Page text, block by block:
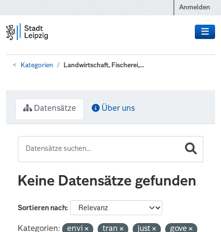
Anmelden
Kategorien Landwirtschaft, Fischerei,...
Datensätze Über uns
Keine Datensätze gefunden
Sortieren nach
Kategorien: envi tran just
gove